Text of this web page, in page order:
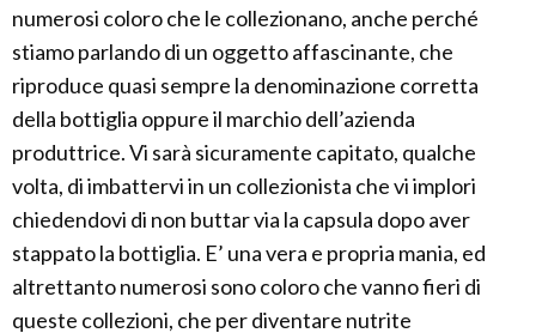
numerosi coloro che le collezionano, anche perché
stiamo parlando di un oggetto affascinante, che
riproduce quasi sempre la denominazione corretta
della bottiglia oppure il marchio dell’azienda
produttrice. Vi sarà sicuramente capitato, qualche
volta, di imbattervi in un collezionista che vi implori
chiedendovi di non buttar via la capsula dopo aver
stappato la bottiglia. E’ una vera e propria mania, ed
altrettanto numerosi sono coloro che vanno fieri di
queste collezioni, che per diventare nutrite